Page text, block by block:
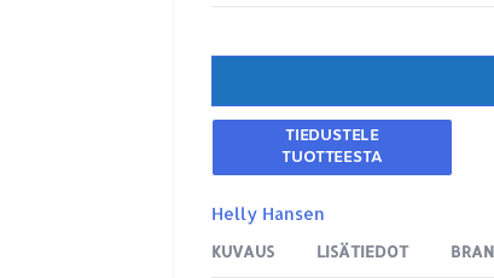
Helly Hansen
KUVAUS LISÄTIEDOT